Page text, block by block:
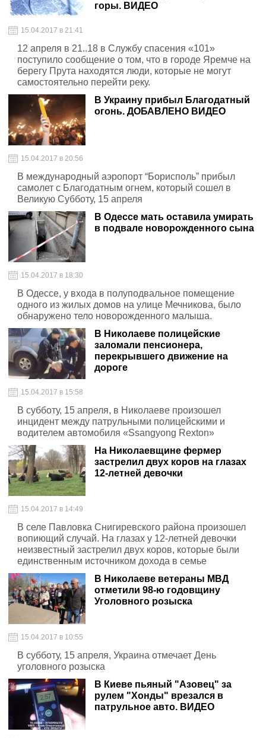
горы. ВИДЕО
15.04.2017 в 21:41
12 апреля в 21..18 в Службу спасения «101»
поступило сообщение о том, что в городе Яремче на
берегу Прута находятся люди, которые не могут
самостоятельно перейти реку.
В Украину прибыл Благодатный
огонь. ДОБАВЛЕНО ВИДЕО
15.04.2017 в 20:56
В международный аэропорт “Борисполь” прибыл
самолет с Благодатным огнем, который сошел в
Великую Субботу, 15 апреля
В Одессе мать оставила умирать
в подвале новорожденного сына
15.04.2017 в 18:30
В Одессе, у входа в полуподвальное помещение
одного из жилых домов на улице Мечникова, было
обнаружено тело новорожденного малыша.
В Николаеве полицейские
заломали пенсионера,
перекрывшего движение на
дороге
15.04.2017 в 15:58
В субботу, 15 апреля, в Николаеве произошел
инцидент между патрульными полицейскими и
водителем автомобиля «Ssangyong Rexton»
На Николаевщине фермер
застрелил двух коров на глазах
12-летней девочки
15.04.2017 в 14:49
В селе Павловка Снигиревского района произошел
вопиющий случай. На глазах у 12-летней девочки
неизвестный застрелил двух коров, которые были
единственным источником дохода в семье
В Николаеве ветераны МВД
отметили 98-ю годовщину
Уголовного розыска
15.04.2017 в 10:55
В субботу, 15 апреля, Украина отмечает День
уголовного розыска
В Киеве пьяный "Азовец" за
рулем "Хонды" врезался в
патрульное авто. ВИДЕО